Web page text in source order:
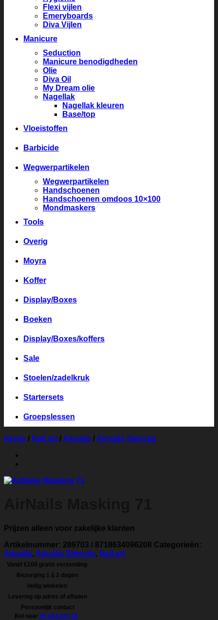
Flexi vijlen
Emeryboards
Diva Vijlen
Manicure
Seduction
Manicure benodigdheden
Olie
Diva Oil
My Dream olie
Nagellak
Nagellak kleuren
Base/top
Vloeistoffen
Barbicide
Wegwerpartikelen
Wegwerpartikelen
Handschoenen
Handschoenen omdoos 10×100
Mondmaskers
Tools
Overig
Moyra
Koffer
Display/Boxes
Boeken
Display/Boxes/koffers
Sale
Stoelen/zadelkruk
Startersets
Groepslessen
Home / Nail art / Airnails / Airnails Stencils
Prijzen alleen voor zakelijke klanten
Artikelnummer: 289703 / 8718634096208 Categorieën:
Airnails, Airnails Stencils, Nail art
Vanaf €100 gratis verzending
Bezorging 1 á 2 dagen
Veilig winkelen
Levering op adres of afhalen
Persoonlijk contact
Bel naar 06 484 024 18